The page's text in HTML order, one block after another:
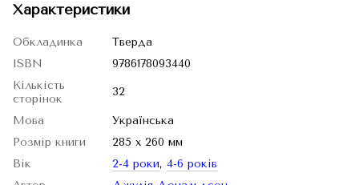
Характеристики
Обкладинка
Тверда
ISBN
9786178093440
Кількість
сторінок
32
Мова
Українська
Розмір книги
285 х 260 мм
Вік
2-4 роки, 4-6 років